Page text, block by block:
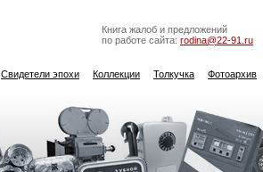
Книга жалоб и предложений
по работе сайта: rodina@22-91.ru
Свидетели эпохи Коллекции Толкучка Фотоархив